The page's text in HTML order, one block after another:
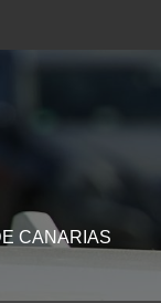
CANARIAS